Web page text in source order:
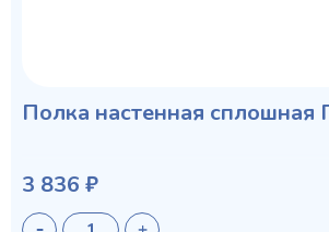
Полка настенная
3 836 ₽